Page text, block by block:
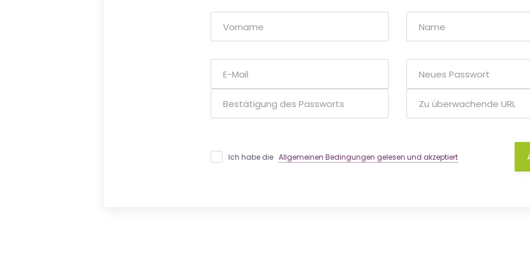
Ich habe die Allgemeinen Bedingungen gelesen und akzeptiert